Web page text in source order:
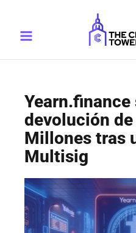
contenido
Menu
devolución de
Millones tras
Multisig